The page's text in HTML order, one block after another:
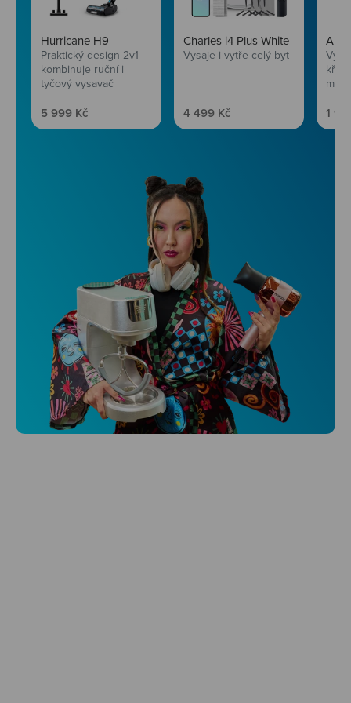
Hurricane H9
Praktický design 2v1
kombinuje ruční i
tyčový vysavač
Prodejní cena
5 999 Kč
Charles i4 Plus White
Vysaje i vytře celý byt
Prodejní cena
4 499 Kč 1
Niceboy ONE Ultra
Hlídá ti zdraví, spánek i pohyb a ještě k
tomu platí.